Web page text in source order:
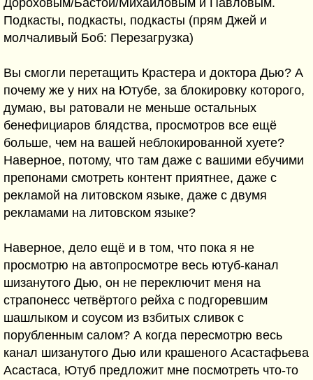
Дороховым/Бастой/Михайловым и Павловым.
Подкасты, подкасты, подкасты (прям Джей и
молчаливый Боб: Перезагрузка)
Вы смогли перетащить Крастера и доктора Дью? А
почему же у них на Ютубе, за блокировку которого,
думаю, вы ратовали не меньше остальных
бенефициаров блядства, просмотров все ещё
больше, чем на вашей неблокированной хуете?
Наверное, потому, что там даже с вашими ебучими
препонами смотреть контент приятнее, даже с
рекламой на литовском языке, даже с двумя
рекламами на литовском языке?
Наверное, дело ещё и в том, что пока я не
просмотрю на автопросмотре весь ютуб-канал
шизанутого Дью, он не переключит меня на
страпонесс четвёртого рейха с подгоревшим
шашлыком и соусом из взбитых сливок с
порубленным салом? А когда пересмотрю весь
канал шизанутого Дью или крашеного Асастафьева
Асастаса, Ютуб предложит мне посмотреть что-то